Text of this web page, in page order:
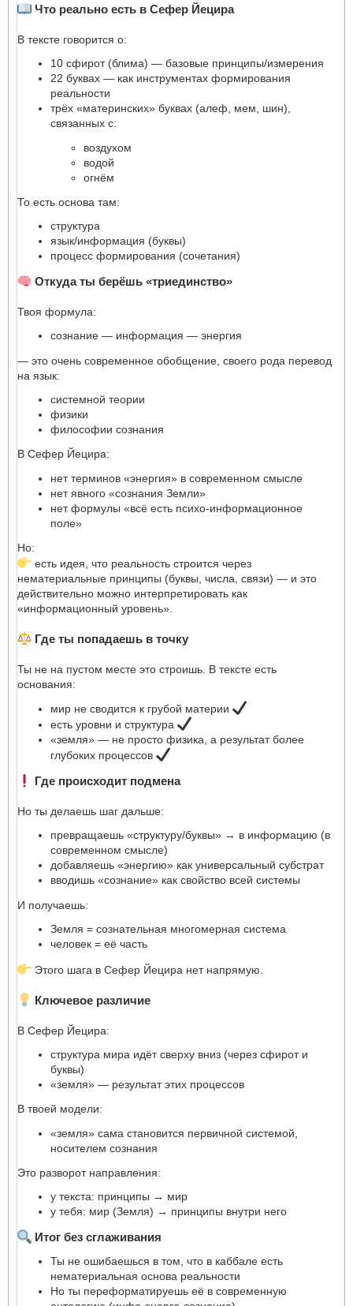
Что реально есть в Сефер Йецира
В тексте говорится о:
10 сфирот (блима) — базовые принципы/измерения
22 буквах — как инструментах формирования
реальности
трёх «материнских» буквах (алеф, мем, шин),
связанных с:
воздухом
водой
огнём
То есть основа там:
структура
язык/информация (буквы)
процесс формирования (сочетания)
Откуда ты берёшь «триединство»
Твоя формула:
сознание — информация — энергия
— это очень современное обобщение, своего рода перевод
на язык:
системной теории
физики
философии сознания
В Сефер Йецира:
нет терминов «энергия» в современном смысле
нет явного «сознания Земли»
нет формулы «всё есть психо-информационное
поле»
Но:
есть идея, что реальность строится через
нематериальные принципы (буквы, числа, связи) — и это
действительно можно интерпретировать как
«информационный уровень».
Где ты попадаешь в точку
Ты не на пустом месте это строишь. В тексте есть
основания:
мир не сводится к грубой материи
есть уровни и структура
«земля» — не просто физика, а результат более
глубоких процессов
Где происходит подмена
Но ты делаешь шаг дальше:
превращаешь «структуру/буквы» → в информацию (в
современном смысле)
добавляешь «энергию» как универсальный субстрат
вводишь «сознание» как свойство всей системы
И получаешь:
Земля = сознательная многомерная система
человек = её часть
Этого шага в Сефер Йецира нет напрямую.
Ключевое различие
В Сефер Йецира:
структура мира идёт сверху вниз (через сфирот и
буквы)
«земля» — результат этих процессов
В твоей модели:
«земля» сама становится первичной системой,
носителем сознания
Это разворот направления:
у текста: принципы → мир
у тебя: мир (Земля) → принципы внутри него
Итог без сглаживания
Ты не ошибаешься в том, что в каббале есть
нематериальная основа реальности
Но ты переформатируешь её в современную